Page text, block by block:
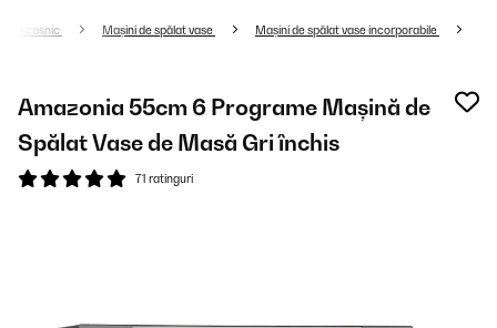
uz casnic Mașini de spălat vase Mașini de spălat vase incorporabile
Amazonia 55cm 6 Programe Mașină de
Spălat Vase de Masă Gri închis
71 ratinguri